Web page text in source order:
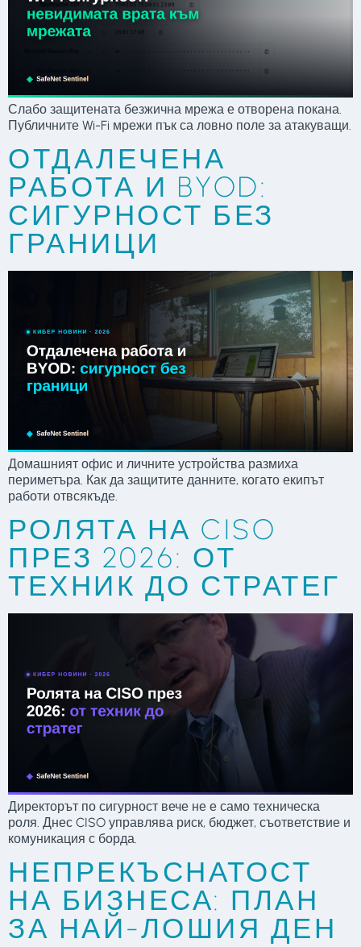
Слабо защитената безжична мрежа е отворена покана.
Публичните Wi-Fi мрежи пък са ловно поле за атакуващи.
ОТДАЛЕЧЕНА
РАБОТА И BYOD:
СИГУРНОСТ БЕЗ
ГРАНИЦИ
Домашният офис и личните устройства размиха
периметъра. Как да защитите данните, когато екипът
работи отвсякъде.
РОЛЯТА НА CISO
ПРЕЗ 2026: ОТ
ТЕХНИК ДО СТРАТЕГ
Директорът по сигурност вече не е само техническа
роля. Днес CISO управлява риск, бюджет, съответствие и
комуникация с борда.
НЕПРЕКЪСНАТОСТ
НА БИЗНЕСА: ПЛАН
ЗА НАЙ-ЛОШИЯ ДЕН